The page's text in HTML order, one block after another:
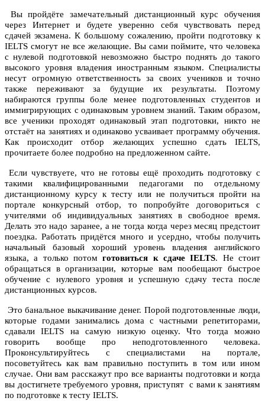
Вы пройдёте замечательный дистанционный курс обучения
через Интернет и будете уверенно себя чувствовать перед
сдачей экзамена. К большому сожалению, пройти подготовку к
IELTS смогут не все желающие. Вы сами поймите, что человека
с нулевой подготовкой невозможно быстро поднять до такого
высокого уровня владения иностранным языком. Специалисты
несут огромную ответственность за своих учеников и точно
также переживают за будущие их результаты. Поэтому
набираются группы боле менее подготовленных студентов и
иммигрирующих с одинаковым уровнем знаний. Таким образом,
все ученики проходят одинаковый этап подготовки, никто не
отстаёт на занятиях и одинаково усваивает программу обучения.
Как происходит отбор желающих успешно сдать IELTS,
прочитаете более подробно на предложенном сайте.
Если чувствуете, что не готовы ещё проходить подготовку с
такими квалифицированными педагогами по отдельному
дистанционному курсу к тесту или не получиться пройти на
портале конкурсный отбор, то попробуйте договориться с
учителями об индивидуальных занятиях в свободное время.
Делать это надо заранее, а не тогда когда через месяц предстоит
поездка. Работать придётся много и усердно, чтобы получить
начальный базовый хороший уровень владения английского
языка, а только потомготовиться к сдаче IELTS. Не стоит
обращаться в организации, которые вам пообещают быстрое
обучение с нулевого уровня и успешную сдачу теста после
дистанционных курсов.
Это банальное выкачивание денег. Порой подготовленные люди,
которые годами занимались дома с частными репетиторами,
сдавали IELTS на самую низкую оценку. Что тогда можно
говорить вообще про неподготовленного человека.
Проконсультируйтесь с специалистами на портале,
посоветуйтесь как вам правильно поступить в том или ином
случае. Они вам расскажут про все варианты подготовки и когда
вы достигнете требуемого уровня, приступят с вами к занятиям
по подготовке к тесту IELTS.